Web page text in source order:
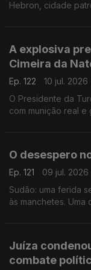
Hebron, cidade
A explosiva
Cimeira da
Ep. 122
10 jul. 2026
O Presidente da
com munição real
O desespero
Ep. 121
09 jul. 2026
Sudão: uma ferida
às manchetes. Uma
Juíza
combate